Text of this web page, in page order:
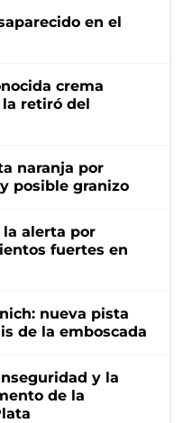
en el
crema
retiró del
naranja por
posible granizo
la alerta por
fuertes en
nueva pista
de la emboscada
y la
de la